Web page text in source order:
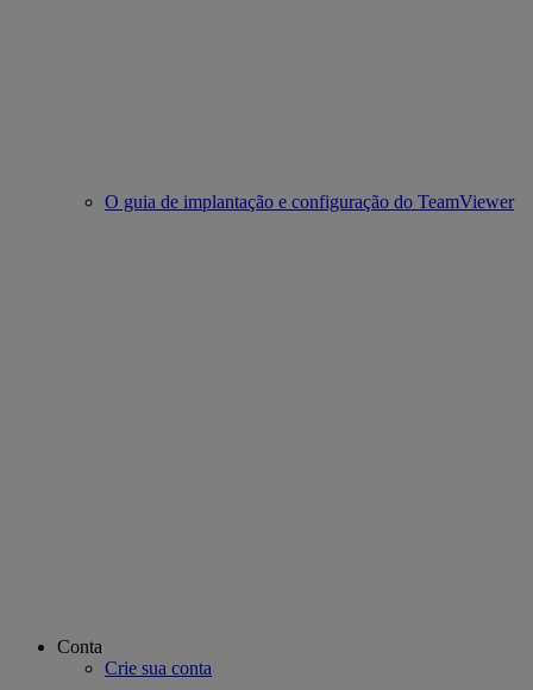
O guia de implantação e configuração do TeamViewer
Conta
Crie sua conta